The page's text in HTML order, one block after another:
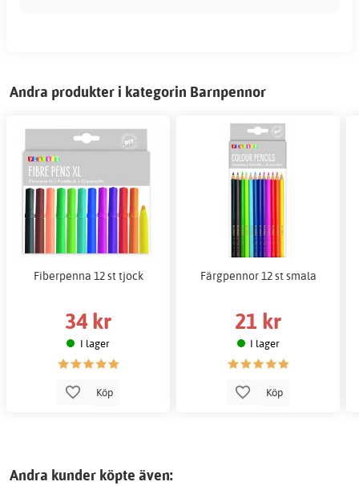
Andra produkter i kategorin Barnpennor
Fiberpenna 12 st tjock
34 kr
I lager
Köp
Färgpennor 12 st smala
21 kr
I lager
Köp
Andra kunder köpte även: